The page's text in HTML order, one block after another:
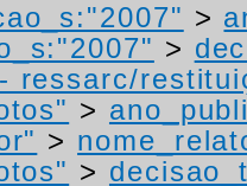
>
>
ressarc/
>
>
>